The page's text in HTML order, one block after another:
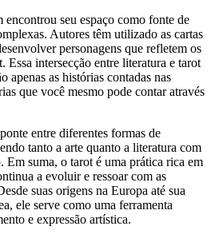
seu espaço como fonte de
Autores têm utilizado as cartas
personagens que refletem os
Essa intersecção entre literatura e tarot
apenas as histórias contadas nas
que você mesmo pode contar através
entre diferentes formas de
tanto a arte quanto a literatura com
Em suma, o tarot é uma prática rica em
a evoluir e ressoar com as
suas origens na Europa até sua
ele serve como uma ferramenta
e expressão artística.